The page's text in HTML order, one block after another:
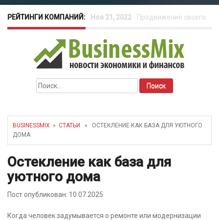
РЕЙТИНГИ КОМПАНИЙ: Ноя 21, 2022 - Что нужно студенту
для открытия бизнеса?
Найти:
BUSINESSMIX » СТАТЬИ
» ОСТЕКЛЕНИЕ КАК БАЗА ДЛЯ УЮТНОГО
ДОМА
Остекление как база для
уютного дома
Пост опубликован: 10.07.2025
Когда человек задумывается о ремонте или модернизации